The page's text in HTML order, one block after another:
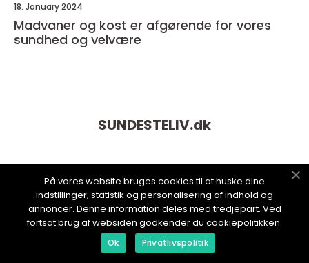
18. January 2024
Madvaner og kost er afgørende for vores
sundhed og velvære
SUNDESTELIV.dk
På vores website bruges cookies til at huske dine
indstillinger, statistik og personalisering af indhold og
annoncer. Denne information deles med tredjepart. Ved
fortsat brug af websiden godkender du cookiepolitikken.
Ok Privatlivspolitik